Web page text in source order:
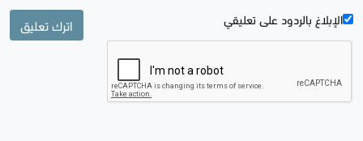
الإبلاغ بالردود علی تعليقي اترك تعليق